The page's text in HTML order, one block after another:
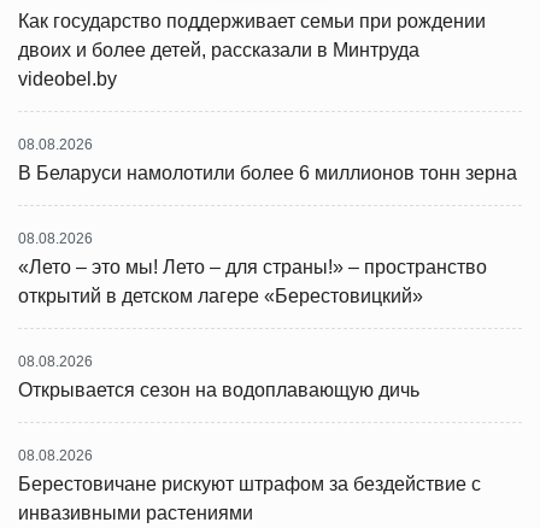
Как государство поддерживает семьи при рождении
двоих и более детей, рассказали в Минтруда
videobel.by
08.08.2026
В Беларуси намолотили более 6 миллионов тонн зерна
08.08.2026
«Лето – это мы! Лето – для страны!» – пространство
открытий в детском лагере «Берестовицкий»
08.08.2026
Открывается сезон на водоплавающую дичь
08.08.2026
Берестовичане рискуют штрафом за бездействие с
инвазивными растениями